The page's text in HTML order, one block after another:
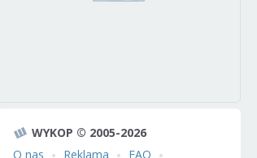
WYKOP © 2005-2026
O nas
Reklama
FAQ